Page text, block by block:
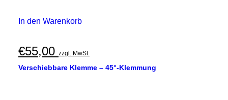
In den Warenkorb
€55,00 zzgl. MwSt.
Verschiebbare Klemme – 45°-Klemmung